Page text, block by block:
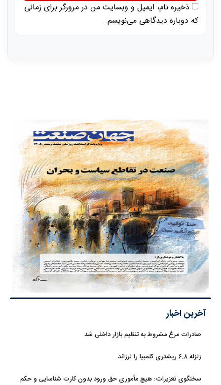
ذخیره نام، ایمیل و وبسایت من در مرورگر برای زمانی
که دوباره دیدگاهی می‌نویسم.
آخرین اخبار
صادرات مرغ مشروط به تنظیم بازار داخلی شد
زلزله ۶.۸ ریشتری کلمبیا را لرزاند
سخنگوی تعزیرات: هیچ مأموری حق ورود بدون کارت شناسایی و حکم